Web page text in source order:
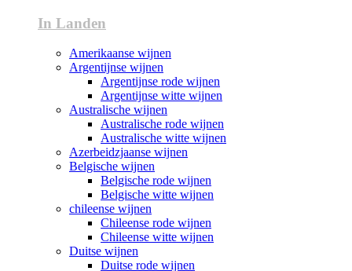
In Landen
Amerikaanse wijnen
Argentijnse wijnen
Argentijnse rode wijnen
Argentijnse witte wijnen
Australische wijnen
Australische rode wijnen
Australische witte wijnen
Azerbeidzjaanse wijnen
Belgische wijnen
Belgische rode wijnen
Belgische witte wijnen
chileense wijnen
Chileense rode wijnen
Chileense witte wijnen
Duitse wijnen
Duitse rode wijnen